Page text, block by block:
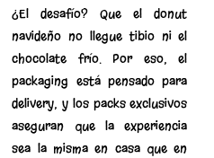
¿El desafío? Que el donut
navideño no llegue tibio ni el
chocolate frío. Por eso, el
packaging está pensado para
delivery, y los packs exclusivos
aseguran que la experiencia
sea la misma en casa que en